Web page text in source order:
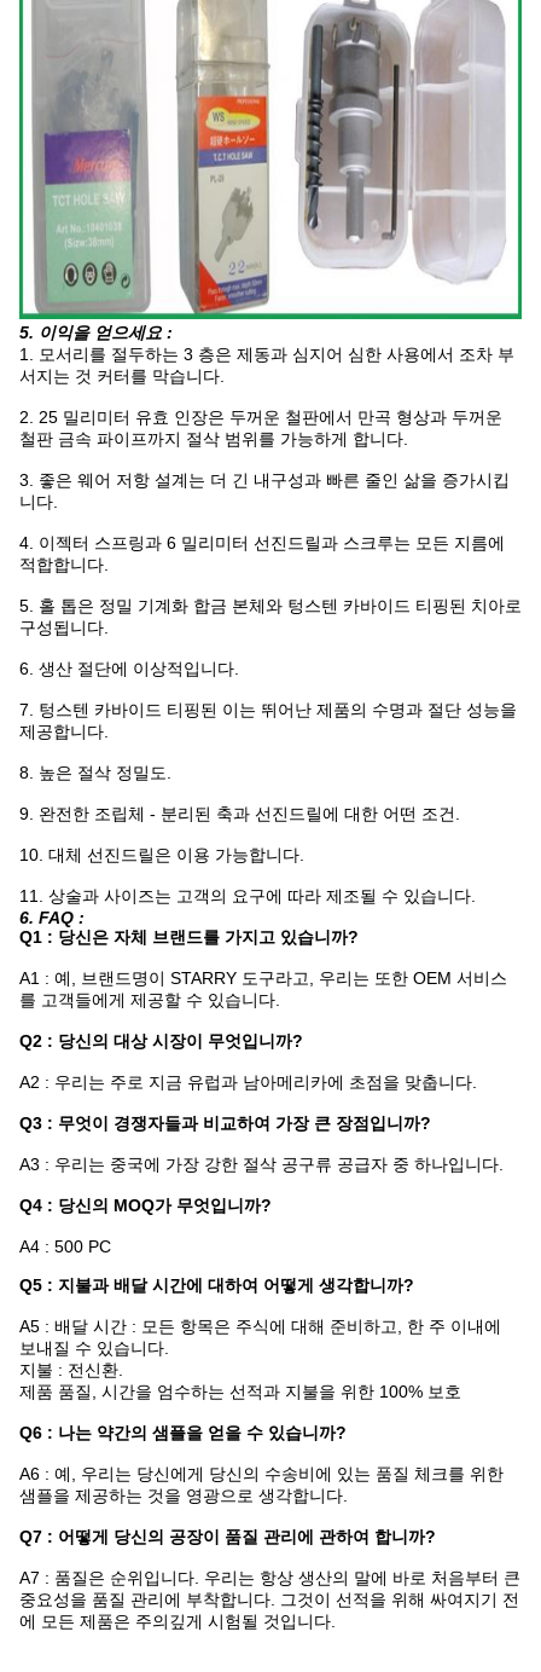
5. 이익을 얻으세요 :
1. 모서리를 절두하는 3 층은 제동과 심지어 심한 사용에서 조차 부
서지는 것 커터를 막습니다.
2. 25 밀리미터 유효 인장은 두꺼운 철판에서 만곡 형상과 두꺼운
철판 금속 파이프까지 절삭 범위를 가능하게 합니다.
3. 좋은 웨어 저항 설계는 더 긴 내구성과 빠른 줄인 삶을 증가시킵
니다.
4. 이젝터 스프링과 6 밀리미터 선진드릴과 스크루는 모든 지름에
적합합니다.
5. 홀 톱은 정밀 기계화 합금 본체와 텅스텐 카바이드 티핑된 치아로
구성됩니다.
6. 생산 절단에 이상적입니다.
7. 텅스텐 카바이드 티핑된 이는 뛰어난 제품의 수명과 절단 성능을
제공합니다.
8. 높은 절삭 정밀도.
9. 완전한 조립체 - 분리된 축과 선진드릴에 대한 어떤 조건.
10. 대체 선진드릴은 이용 가능합니다.
11. 상술과 사이즈는 고객의 요구에 따라 제조될 수 있습니다.
6. FAQ :
Q1 : 당신은 자체 브랜드를 가지고 있습니까?
A1 : 예, 브랜드명이 STARRY 도구라고, 우리는 또한 OEM 서비스
를 고객들에게 제공할 수 있습니다.
Q2 : 당신의 대상 시장이 무엇입니까?
A2 : 우리는 주로 지금 유럽과 남아메리카에 초점을 맞춥니다.
Q3 : 무엇이 경쟁자들과 비교하여 가장 큰 장점입니까?
A3 : 우리는 중국에 가장 강한 절삭 공구류 공급자 중 하나입니다.
Q4 : 당신의 MOQ가 무엇입니까?
A4 : 500 PC
Q5 : 지불과 배달 시간에 대하여 어떻게 생각합니까?
A5 : 배달 시간 : 모든 항목은 주식에 대해 준비하고, 한 주 이내에
보내질 수 있습니다.
지불 : 전신환.
제품 품질, 시간을 엄수하는 선적과 지불을 위한 100% 보호
Q6 : 나는 약간의 샘플을 얻을 수 있습니까?
A6 : 예, 우리는 당신에게 당신의 수송비에 있는 품질 체크를 위한
샘플을 제공하는 것을 영광으로 생각합니다.
Q7 : 어떻게 당신의 공장이 품질 관리에 관하여 합니까?
A7 : 품질은 순위입니다. 우리는 항상 생산의 말에 바로 처음부터 큰
중요성을 품질 관리에 부착합니다. 그것이 선적을 위해 싸여지기 전
에 모든 제품은 주의깊게 시험될 것입니다.